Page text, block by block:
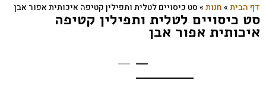
דף הבית»חנות»סט כיסויים לטלית ותפילין קטיפה איכותית אפור אבן
סט כיסויים לטלית ותפילין קטיפה
איכותית אפור אבן